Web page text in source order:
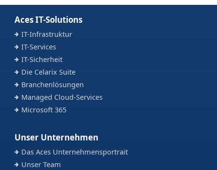
Aces IT-Solutions
IT-Infrastruktur
IT-Services
IT-Sicherheit
Die Celarix Suite
Branchenlösungen
Managed Cloud-Services
Microsoft 365
Unser Unternehmen
Das Aces Unternehmensportrait
Unser Team